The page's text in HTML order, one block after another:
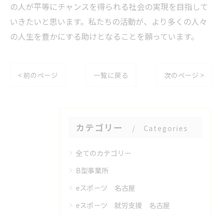
の人が平等にチャンスを得られる社会の実現を目指して
いきたいと思います。私たちの活動が、より多くの人々
の人生を豊かにする助けとなることを願っています。
< 前のページ 一覧に戻る 次のページ >
カテゴリー Categories
全てのカテゴリー
B型事業所
eスポーツ 名古屋
eスポーツ 就労支援 名古屋